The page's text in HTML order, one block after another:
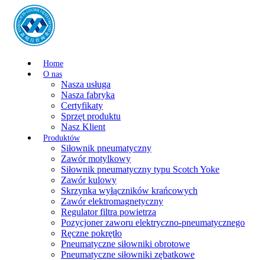
Home
O nas
Nasza usługa
Nasza fabryka
Certyfikaty
Sprzęt produktu
Nasz Klient
Produktów
Siłownik pneumatyczny
Zawór motylkowy
Siłownik pneumatyczny typu Scotch Yoke
Zawór kulowy
Skrzynka wyłączników krańcowych
Zawór elektromagnetyczny
Regulator filtra powietrza
Pozycjoner zaworu elektryczno-pneumatycznego
Ręczne pokrętło
Pneumatyczne siłowniki obrotowe
Pneumatyczne siłowniki zębatkowe